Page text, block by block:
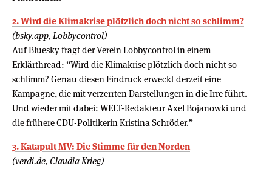
2. Wird die Klimakrise plötzlich doch nicht so schlimm?
(bsky.app, Lobbycontrol)
Auf Bluesky fragt der Verein Lobbycontrol in einem
Erklärthread: “Wird die Klimakrise plötzlich doch nicht so
schlimm? Genau diesen Eindruck erweckt derzeit eine
Kampagne, die mit verzerrten Darstellungen in die Irre führt.
Und wieder mit dabei: WELT-Redakteur Axel Bojanowki und
die frühere CDU-Politikerin Kristina Schröder.”
3. Katapult MV: Die Stimme für den Norden
(verdi.de, Claudia Krieg)